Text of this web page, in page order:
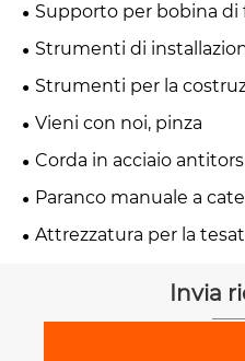
Supporto per bobina di
Strumenti di
Strumenti per la
Vieni con noi, pinza
Corda in acciaio
Paranco manuale a
Attrezzatura per la
Invia